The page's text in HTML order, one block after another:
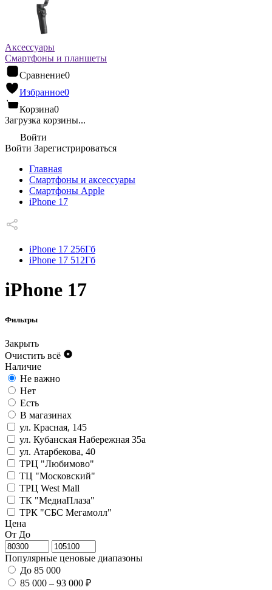
Аксессуары
Смартфоны и планшеты
Сравнение0
Избранное0
Корзина0
Загрузка корзины...
Войти
Войти Зарегистрироваться
Главная
Смартфоны и аксессуары
Смартфоны Apple
iPhone 17
iPhone 17 256Гб
iPhone 17 512Гб
iPhone 17
Фильтры
Закрыть
Очистить всё
Наличие
Не важно
Нет
Есть
В магазинах
ул. Красная, 145
ул. Кубанская Набережная 35а
ул. Атарбекова, 40
ТРЦ "Любимово"
ТЦ "Московский"
ТРЦ West Mall
ТК "МедиаПлаза"
ТРК "СБС Мегамолл"
Цена
От До
Популярные ценовые диапазоны
До 85 000
85 000 – 93 000 ₽